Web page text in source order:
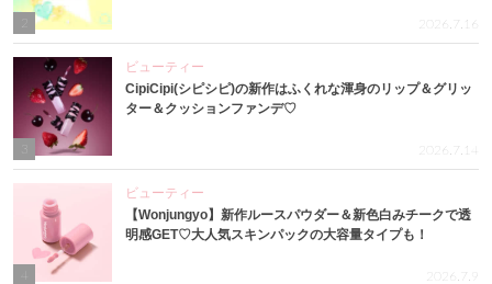
2026.7.16
3
ビューティー
CipiCipi(シピシピ)の新作はふくれな渾身のリップ＆グリッ
ター＆クッションファンデ♡
2026.7.14
4
ビューティー
【Wonjungyo】新作ルースパウダー＆新色白みチークで透
明感GET♡大人気スキンパックの大容量タイプも！
2026.7.9